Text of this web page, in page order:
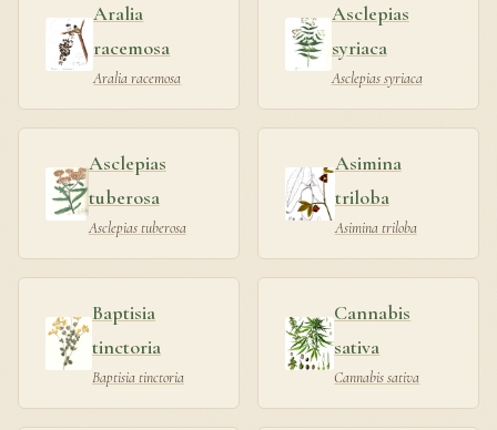
Aralia
racemosa
Aralia racemosa
Asclepias
syriaca
Asclepias syriaca
Asclepias
tuberosa
Asclepias tuberosa
Asimina
triloba
Asimina triloba
Baptisia
tinctoria
Baptisia tinctoria
Cannabis
sativa
Cannabis sativa